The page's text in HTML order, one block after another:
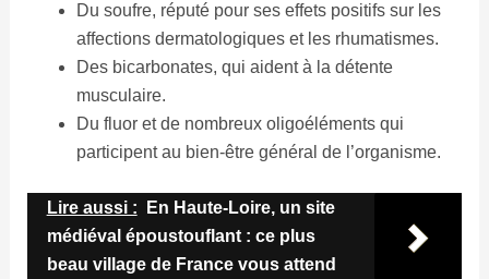
Du soufre, réputé pour ses effets positifs sur les
affections dermatologiques et les rhumatismes.
Des bicarbonates, qui aident à la détente
musculaire.
Du fluor et de nombreux oligoéléments qui
participent au bien-être général de l’organisme.
Lire aussi :
En Haute-Loire, un site
médiéval époustouflant : ce plus
beau village de France vous attend